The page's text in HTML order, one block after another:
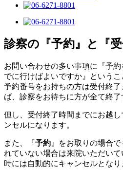
診察の『予約』と『
お問い合わせの多い事項に『予
でに行けばよいですか』というこ
予約番号をお持ちの方は受付終
ば、診察をお待ちに方が全て終了
但し、受付終了時間までにお越
ンセルになります。
また、『予約 』をお取りの場合
れていない場合は来院いただい
時には自動的にキャンセルとなり